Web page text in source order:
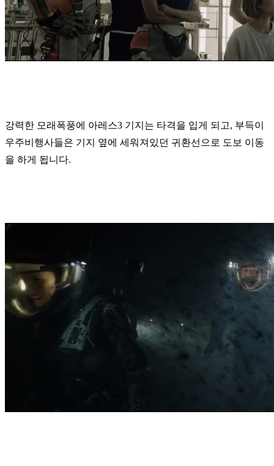
강력한 모래폭풍에 아레스3 기지는 타격을 입게 되고, 부득이
우주비행사들은 기지 옆에 세워져있던 귀환선으로 도보 이동
을 하게 됩니다.